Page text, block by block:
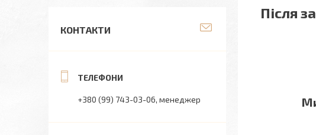
Після
КОНТАКТИ
+380 (99) 743-03-06 менеджер